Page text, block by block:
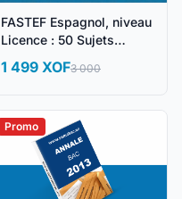
FASTEF Espagnol, niveau
Licence : 50 Sujets
1 499 XOF3 000
Promo